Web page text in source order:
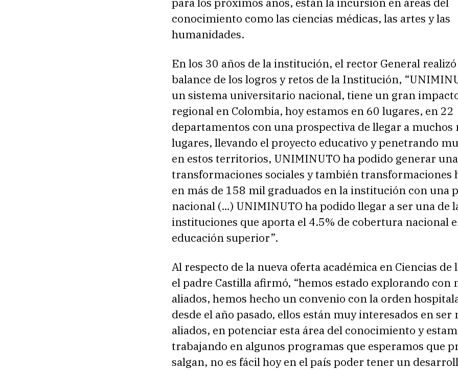
conocimiento como las ciencias médicas, las artes y las
humanidades.
En los 30 años de la institución, el rector General
balance de los logros y retos de la Institución,
un sistema universitario nacional, tiene un gran
regional en Colombia, hoy estamos en 60 lugares, en 22
departamentos con una prospectiva de llegar a muchos
lugares, llevando el proyecto educativo y penetrando
en estos territorios, UNIMINUTO ha podido generar
transformaciones sociales y también transformaciones
en más de 158 mil graduados en la institución con una
nacional (…) UNIMINUTO ha podido llegar a ser una de
instituciones que aporta el 4.5% de cobertura nacional
educación superior”.
Al respecto de la nueva oferta académica en Ciencias de
el padre Castilla afirmó, “hemos estado explorando con
aliados, hemos hecho un convenio con la orden
desde el año pasado, ellos están muy interesados en ser
aliados, en potenciar esta área del conocimiento y
trabajando en algunos programas que esperamos que
salgan, no es fácil hoy en el país poder tener un